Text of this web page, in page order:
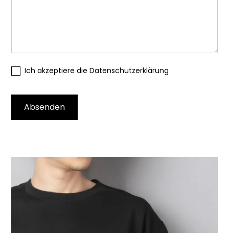
Ich akzeptiere die Datenschutzerklärung